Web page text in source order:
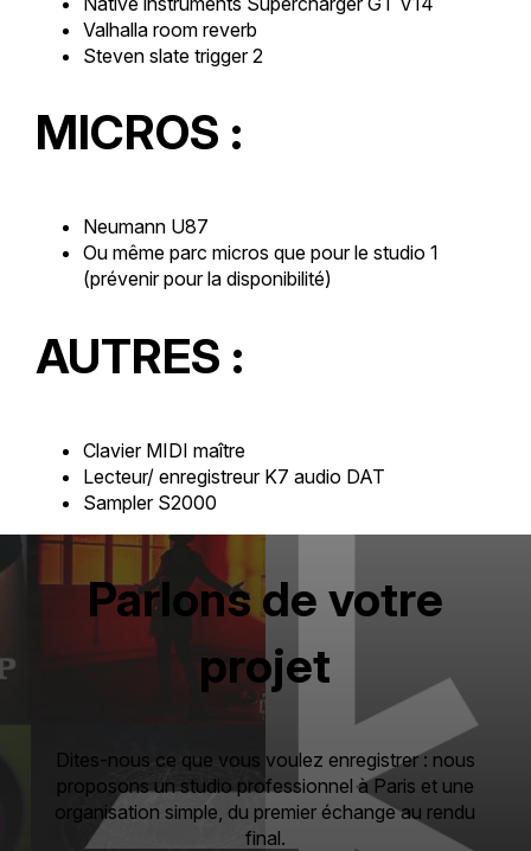
Valhalla room reverb
Steven slate trigger 2
MICROS :
Neumann U87
Ou même parc micros que pour le studio 1
(prévenir pour la disponibilité)
AUTRES :
Clavier MIDI maître
Lecteur/ enregistreur K7 audio DAT
Sampler S2000
Parlons de votre
projet
Dites-nous ce que vous voulez enregistrer : nous
proposons un studio professionnel à Paris et une
organisation simple, du premier échange au rendu
final.